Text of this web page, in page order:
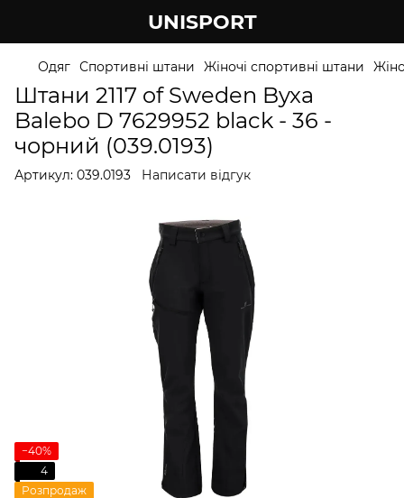
UNISPORT
Одяг Спортивні штани Жіночі спортивні штани
Штани 2117 of Sweden Byxa
Balebo D 7629952 black - 36 -
чорний (039.0193)
Артикул: 039.0193 Написати відгук
−40%
4
Розпродаж